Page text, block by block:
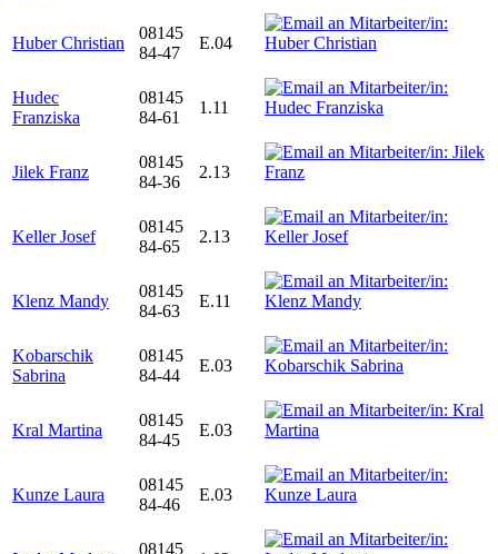
Huber Christian
08145
84-47
E.04
Hudec
Franziska
08145
84-61
1.11
Jilek Franz
08145
84-36
2.13
Keller Josef
08145
84-65
2.13
Klenz Mandy
08145
84-63
E.11
Kobarschik
Sabrina
08145
84-44
E.03
Kral Martina
08145
84-45
E.03
Kunze Laura
08145
84-46
E.03
08145